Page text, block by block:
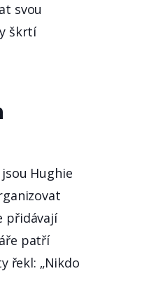
svou
škrtí
Hughie
přidávají
patří
řekl: „Nikdo